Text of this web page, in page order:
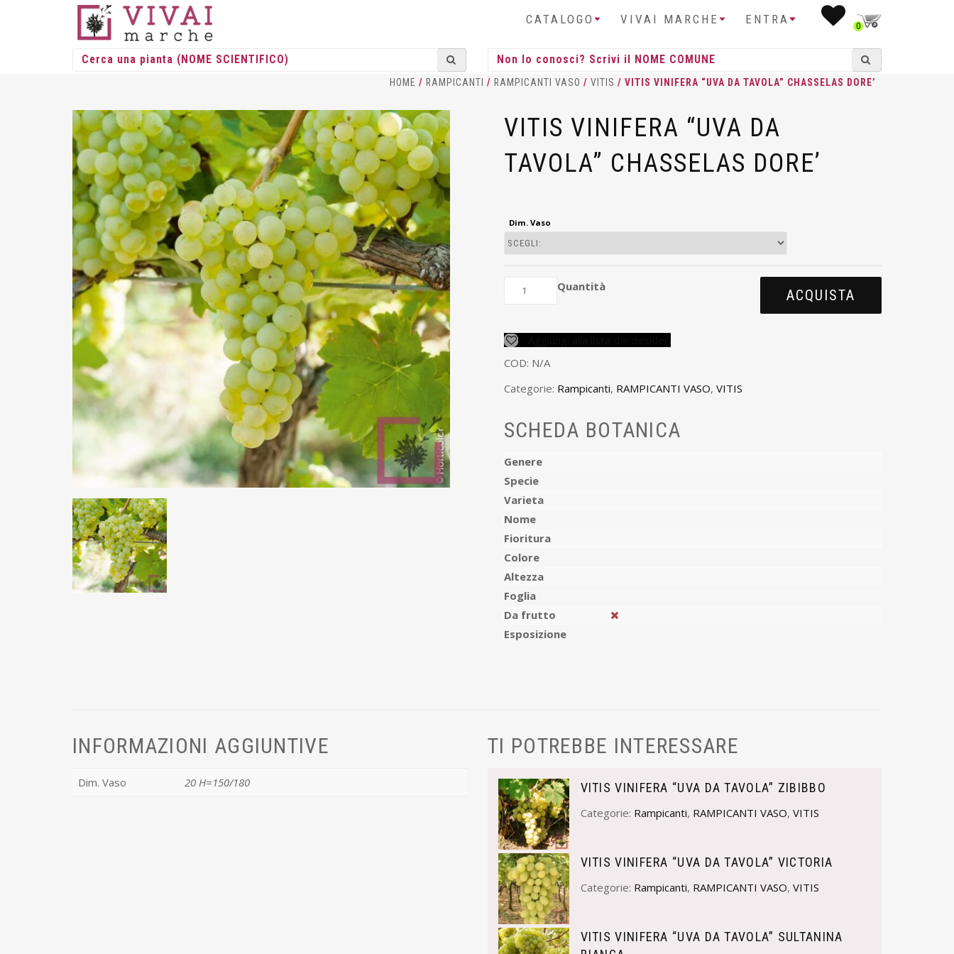
CATALOGO VIVAI MARCHE ENTRA 0
HOME / RAMPICANTI / RAMPICANTI VASO / VITIS / VITIS VINIFERA “UVA DA TAVOLA” CHASSELAS DORE’
VITIS VINIFERA “UVA DA
TAVOLA” CHASSELAS DORE’
Dim. Vaso
Quantità
ACQUISTA
COD: N/A
Categorie: Rampicanti, RAMPICANTI VASO, VITIS
SCHEDA BOTANICA
Genere
Specie
Varieta
Nome
Fioritura
Colore
Altezza
Foglia
Da frutto
Esposizione
INFORMAZIONI AGGIUNTIVE
Dim. Vaso 20 H=150/180
TI POTREBBE INTERESSARE
VITIS VINIFERA “UVA DA TAVOLA” ZIBIBBO
Categorie: Rampicanti, RAMPICANTI VASO, VITIS
VITIS VINIFERA “UVA DA TAVOLA” VICTORIA
Categorie: Rampicanti, RAMPICANTI VASO, VITIS
VITIS VINIFERA “UVA DA TAVOLA” SULTANINA